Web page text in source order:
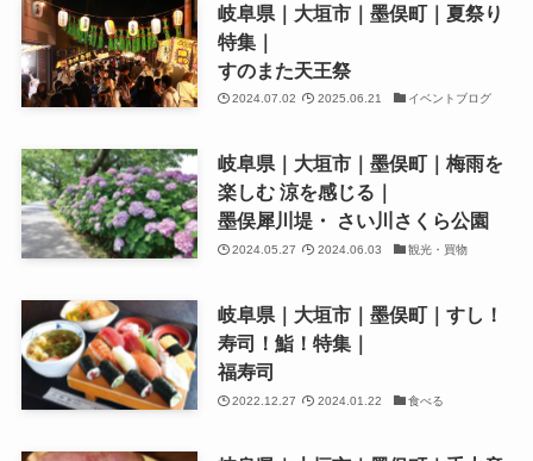
岐阜県｜大垣市｜墨俣町｜夏祭り
特集｜
すのまた天王祭
2024.07.02 2025.06.21 イベントブログ
岐阜県｜大垣市｜墨俣町｜梅雨を
楽しむ 涼を感じる｜
墨俣犀川堤・ さい川さくら公園
2024.05.27 2024.06.03 観光・買物
岐阜県｜大垣市｜墨俣町｜すし！
寿司！鮨！特集｜
福寿司
2022.12.27 2024.01.22 食べる